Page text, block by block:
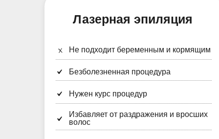
Лазерная эпиляция
Избавляет от раздражения и вросших
волос
Нужен курс процедур
Безболезненная процедура
Не подходит беременным и кормящим